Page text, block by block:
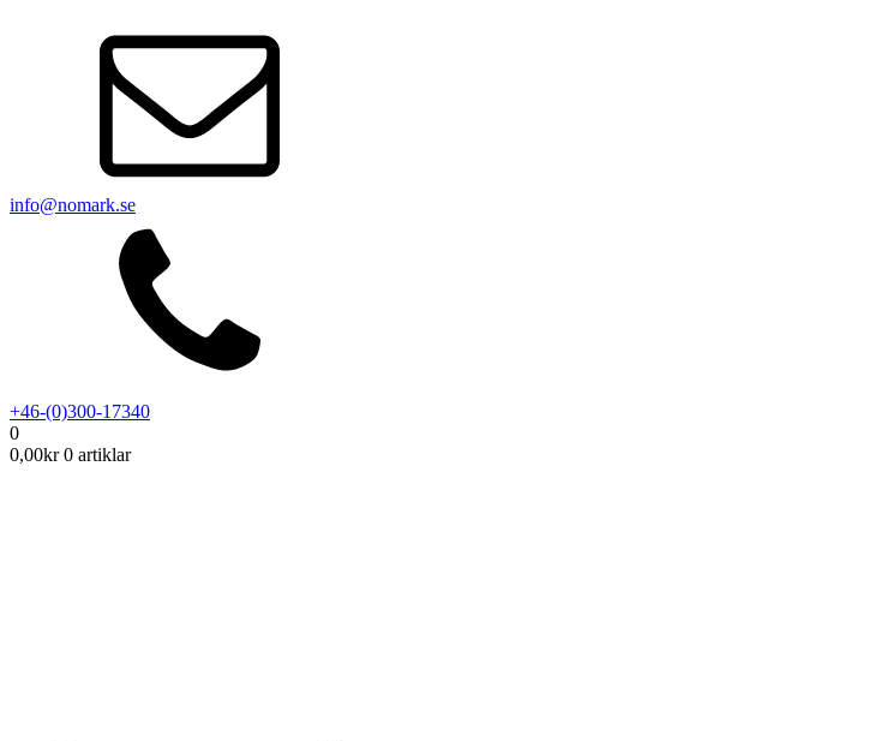
info@nomark.se
+46-(0)300-17340
0
0,00kr 0 artiklar